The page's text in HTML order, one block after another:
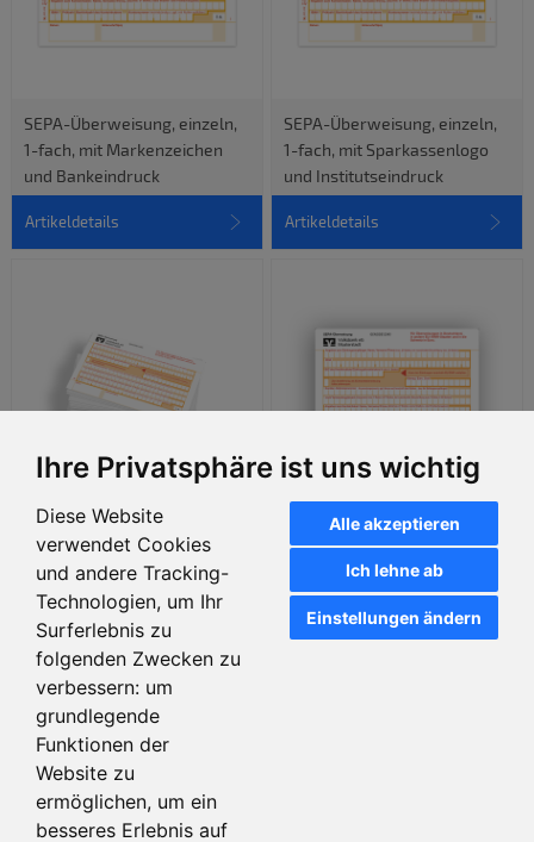
Ihre Privatsphäre ist uns wichtig
Diese Website
verwendet Cookies
und andere Tracking-
Technologien, um Ihr
Surferlebnis zu
folgenden Zwecken zu
verbessern: um
grundlegende
Funktionen der
Website zu
ermöglichen, um ein
besseres Erlebnis auf
Alle akzeptieren
Ich lehne ab
Einstellungen ändern
SEPA-Überweisung, einzeln,
1-fach, mit Markenzeichen
und Bankeindruck
Artikeldetails
SEPA-Überweisung, einzeln,
1-fach, mit Sparkassenlogo
und Institutseindruck
Artikeldetails
SEPA-Überweisung
einzeln, 2-fach, mit
Markenzeichen und
Bankeindruck
Artikeldetails
SEPA-Überweisung
(Echtzeitüberweisung),
einzeln, 1-fach, mit
Markenzeichen und
Bankeindruck
Artikeldetails